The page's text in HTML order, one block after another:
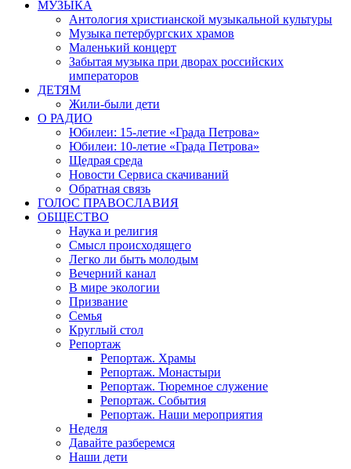
МУЗЫКА
Антология христианской музыкальной культуры
Музыка петербургских храмов
Маленький концерт
Забытая музыка при дворах российских
императоров
ДЕТЯМ
Жили-были дети
О РАДИО
Юбилеи: 15-летие «Града Петрова»
Юбилеи: 10-летие «Града Петрова»
Щедрая среда
Новости Сервиса скачиваний
Обратная связь
ГОЛОС ПРАВОСЛАВИЯ
ОБЩЕСТВО
Наука и религия
Смысл происходящего
Легко ли быть молодым
Вечерний канал
В мире экологии
Призвание
Семья
Круглый стол
Репортаж
Репортаж. Храмы
Репортаж. Монастыри
Репортаж. Тюремное служение
Репортаж. События
Репортаж. Наши мероприятия
Неделя
Давайте разберемся
Наши дети